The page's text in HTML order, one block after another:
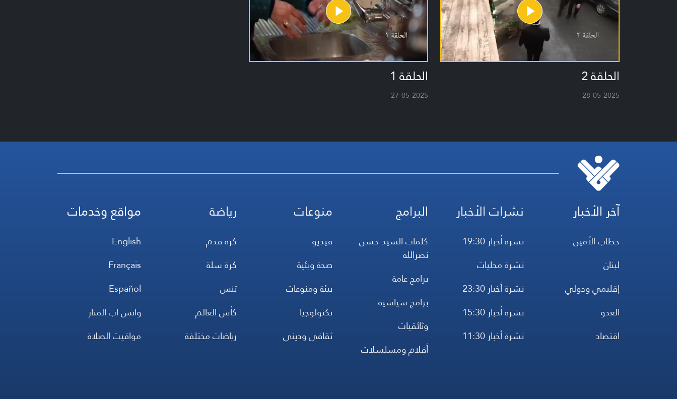
الحلقة 2
28-05-2025
الحلقة 1
27-05-2025
آخر الأخبار
خطاب الأمين
لبنان
إقليمي ودولي
العدو
اقتصاد
نشرات الأخبار
نشرة أخبار 19:30
نشرة محليات
نشرة أخبار 23:30
نشرة أخبار 15:30
نشرة أخبار 11:30
البرامج
كلمات السيد حسن
نصرالله
برامج عامة
برامج سياسية
وثائقيات
أفلام ومسلسلات
منوعات
فيديو
صحة وبئية
بيئة ومنوعات
تكنولوجيا
ثقافي وديني
رياضة
كرة قدم
كرة سلة
تنس
كأس العالم
رياضات مختلفة
مواقع وخدمات
English
Français
Español
واتس اب المنار
مواقيت الصلاة